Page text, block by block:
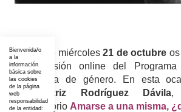
El próximo miércoles21 de octubre
nueva sesión online del
perspectiva de género. En esta
de
Beatriz Rodríguez Dávila,
conversatorio Amarse a una misma,
Bienvenida/o
a la
información
básica sobre
las cookies
de la página
web
responsabilidad
de la entidad: